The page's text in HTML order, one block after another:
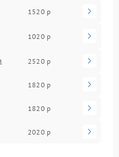
1520 р
1020 р
2520 р
1820 р
1820 р
2020 р